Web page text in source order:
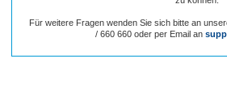
Für weitere Fragen wenden Sie sich bitte an
/ 660 660 oder per Email an